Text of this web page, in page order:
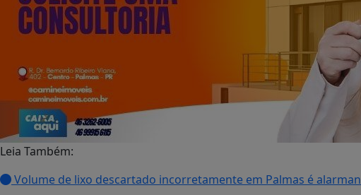
Leia Também:
Volume de lixo descartado incorretamente em Palmas é